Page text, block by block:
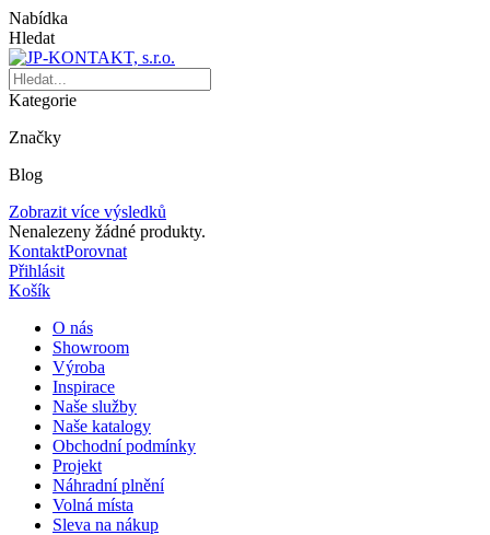
Nabídka
Hledat
Kategorie
Značky
Blog
Zobrazit více výsledků
Nenalezeny žádné produkty.
KontaktPorovnat
Přihlásit
Košík
O nás
Showroom
Výroba
Inspirace
Naše služby
Naše katalogy
Obchodní podmínky
Projekt
Náhradní plnění
Volná místa
Sleva na nákup